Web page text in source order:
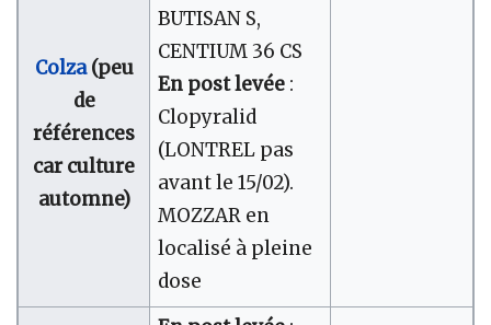
Colza(peu
de
références
car culture
automne)
BUTISAN S,
CENTIUM 36 CS
En post levée:
Clopyralid
(LONTREL pas
avant le 15/02).
MOZZAR en
localisé à pleine
dose